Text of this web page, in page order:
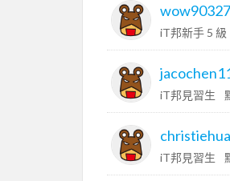
wow90327
iT邦新手 5 級
iT邦見習生
iT邦見習生